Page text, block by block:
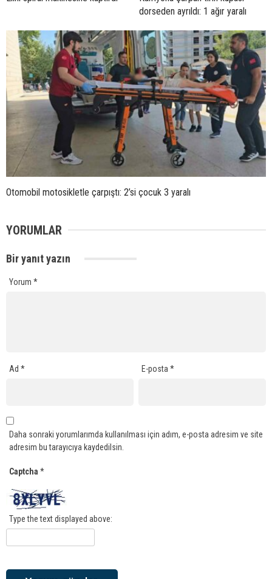
dorseden ayrıldı: 1 ağır yaralı
Otomobil motosikletle çarpıştı: 2’si çocuk 3 yaralı
YORUMLAR
Bir yanıt yazın
Yorum *
Ad * E-posta*
Daha sonraki yorumlarımda kullanılması için adım, e-posta adresim ve site
adresim bu tarayıcıya kaydedilsin.
Captcha *
Type the text displayed above: